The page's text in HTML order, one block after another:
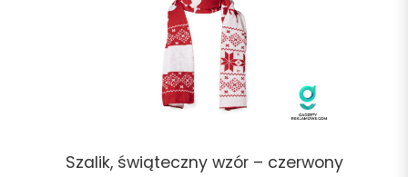
Szalik, świąteczny wzór – czerwony